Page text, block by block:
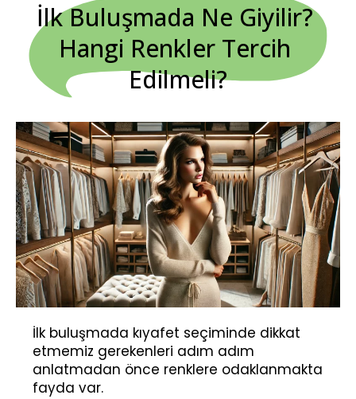
İlk Buluşmada Ne Giyilir?
Hangi Renkler Tercih
Edilmeli?
İlk buluşmada kıyafet seçiminde dikkat
etmemiz gerekenleri adım adım
anlatmadan önce renklere odaklanmakta
fayda var.